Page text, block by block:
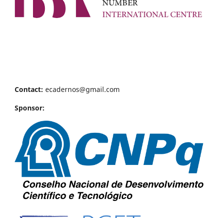
Contact: ecadernos@gmail.com
Sponsor: